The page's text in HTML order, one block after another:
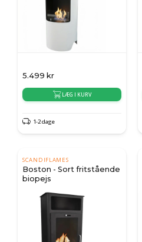
5.499 kr
LÆG I KURV
1-2 dage
SCANDIFLAMES
Boston - Sort fritstående
biopejs